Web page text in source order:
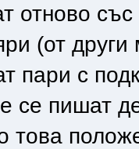
отново
(от
пари с
се пишат
това